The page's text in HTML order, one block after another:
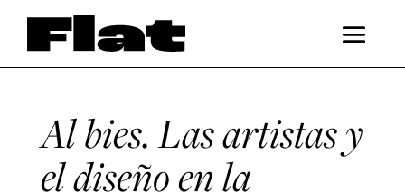
Al bies. Las artistas y
el diseño en la